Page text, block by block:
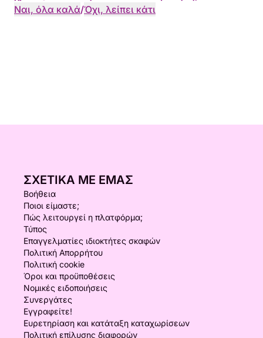
Ναι, όλα καλά/Όχι, λείπει κάτι
ΣΧΕΤΙΚΆ ΜΕ ΕΜΆΣ
Βοήθεια
Ποιοι είμαστε;
Πώς λειτουργεί η πλατφόρμα;
Τύπος
Επαγγελματίες ιδιοκτήτες σκαφών
Πολιτική Απορρήτου
Πολιτική cookie
Όροι και προϋποθέσεις
Νομικές ειδοποιήσεις
Συνεργάτες
Εγγραφείτε!
Ευρετηρίαση και κατάταξη καταχωρίσεων
Πολιτική επίλυσης διαφορών